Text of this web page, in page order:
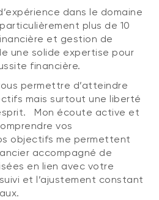
dans le domaine
plus de 10
et gestion de
une solide expertise pour
financière.
permettre d’atteindre
mais surtout une liberté
Mon écoute active et
vos
objectifs me permettent
accompagné de
en lien avec votre
et l’ajustement constant